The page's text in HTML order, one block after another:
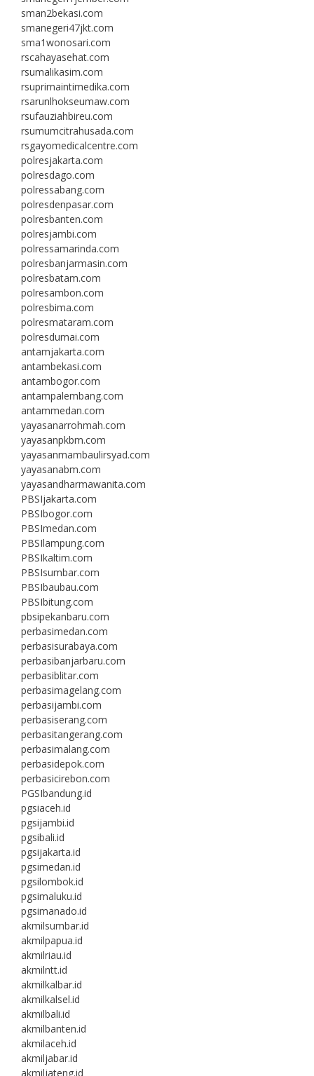
sman2bekasi.com
smanegeri47jkt.com
sma1wonosari.com
rscahayasehat.com
rsumalikasim.com
rsuprimaintimedika.com
rsarunlhokseumaw.com
rsufauziahbireu.com
rsumumcitrahusada.com
rsgayomedicalcentre.com
polresjakarta.com
polresdago.com
polressabang.com
polresdenpasar.com
polresbanten.com
polresjambi.com
polressamarinda.com
polresbanjarmasin.com
polresbatam.com
polresambon.com
polresbima.com
polresmataram.com
polresdumai.com
antamjakarta.com
antambekasi.com
antambogor.com
antampalembang.com
antammedan.com
yayasanarrohmah.com
yayasanpkbm.com
yayasanmambaulirsyad.com
yayasanabm.com
yayasandharmawanita.com
PBSIjakarta.com
PBSIbogor.com
PBSImedan.com
PBSIlampung.com
PBSIkaltim.com
PBSIsumbar.com
PBSIbaubau.com
PBSIbitung.com
pbsipekanbaru.com
perbasimedan.com
perbasisurabaya.com
perbasibanjarbaru.com
perbasiblitar.com
perbasimagelang.com
perbasijambi.com
perbasiserang.com
perbasitangerang.com
perbasimalang.com
perbasidepok.com
perbasicirebon.com
PGSIbandung.id
pgsiaceh.id
pgsijambi.id
pgsibali.id
pgsijakarta.id
pgsimedan.id
pgsilombok.id
pgsimaluku.id
pgsimanado.id
akmilsumbar.id
akmilpapua.id
akmilriau.id
akmilntt.id
akmilkalbar.id
akmilkalsel.id
akmilbali.id
akmilbanten.id
akmilaceh.id
akmiljabar.id
akmiljateng.id